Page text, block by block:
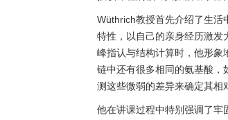
Wüthrich教授首先介绍了生活
特性，以自己的亲身经历激发
峰指认与结构计算时，他形象
链中还有很多相同的氨基酸，
测这些微弱的差异来确定其相
他在讲课过程中特别强调了牢